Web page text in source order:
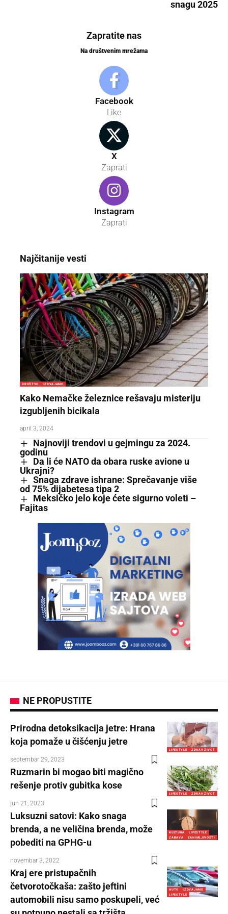
snagu 2025
Zapratite nas
Na društvenim mrežama
Facebook
Like
X
Zaprati
Instagram
Zaprati
Najčitanije vesti
DRUŠTVO IZDVAJAMO
Kako Nemačke železnice rešavaju misteriju
izgubljenih bicikala
april 3, 2024
Najnoviji trendovi u gejmingu za 2024.
godinu
Da li će NATO da obara ruske avione u
Ukrajni?
Snaga zdrave ishrane: Sprečavanje više
od 75% dijabetesa tipa 2
Meksičko jelo koje ćete sigurno voleti –
Fajitas
NE PROPUSTITE
LIFESTYLE ZDRAV ŽIVOT
Prirodna detoksikacija jetre: Hrana
koja pomaže u čišćenju jetre
septembar 29, 2023
LIFESTYLE ZDRAV ŽIVOT
Ruzmarin bi mogao biti magično
rešenje protiv gubitka kose
jun 21, 2023
KULTURA
LIFESTYLE
ZABAVA
ZANIMLJIVOSTI
Luksuzni satovi: Kako snaga
brenda, a ne veličina brenda, može
pobediti na GPHG-u
novembar 3, 2022
AUTO
IZDVAJAMO
LIFESTYLE
Kraj ere pristupačnih
četvorotočkaša: zašto jeftini
automobili nisu samo poskupeli, već